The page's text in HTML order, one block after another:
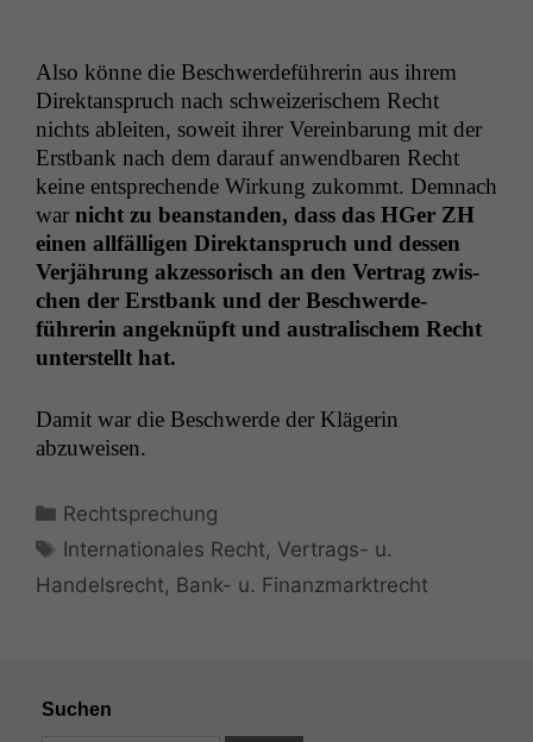
Also könne die Beschw­erde­führerin aus ihrem
Direk­tanspruch nach schweiz­erischem Recht
nichts ableit­en, soweit ihrer Vere­in­barung mit der
Erst­bank nach dem darauf anwend­baren Recht
keine entsprechende Wirkung zukommt. Dem­nach
war nicht zu bean­standen, dass das HGer ZH
einen allfäl­li­gen Direk­tanspruch und dessen
Ver­jährung akzes­sorisch an den Ver­trag zwis­
chen der Erst­bank und der Beschw­erde­
führerin angeknüpft und aus­tralis­chem Recht
unter­stellt hat.
Damit war die Beschw­erde der Klägerin
abzuweisen.
Kategorien
Rechtsprechung
Schlagwörter
Internationales Recht, Vertrags- u.
Handelsrecht, Bank- u. Finanzmarktrecht
Suchen